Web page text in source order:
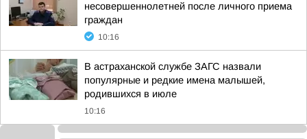
несовершеннолетней после личного приема
граждан
10:16
В астраханской службе ЗАГС назвали
популярные и редкие имена малышей,
родившихся в июле
10:16